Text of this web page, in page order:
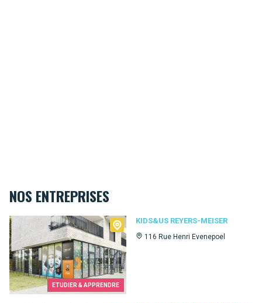
NOS ENTREPRISES
ETUDIER & APPRENDRE
KIDS&US REYERS-MEISER
116 Rue Henri Evenepoel
Kids&Us Reyers-Meiser